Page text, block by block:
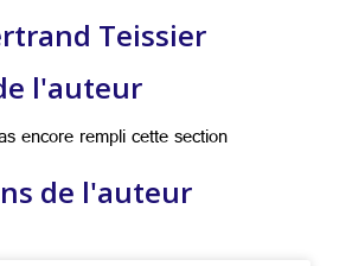
Teissier
l'auteur
encore rempli cette section
de l'auteur